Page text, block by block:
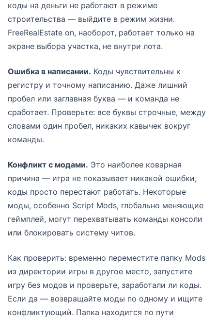
коды на деньги не работают в режиме
строительства — выйдите в режим жизни.
FreeRealEstate on, наоборот, работает только на
экране выбора участка, не внутри лота.
Ошибка в написании. Коды чувствительны к
регистру и точному написанию. Даже лишний
пробел или заглавная буква — и команда не
сработает. Проверьте: все буквы строчные, между
словами один пробел, никаких кавычек вокруг
команды.
Конфликт с модами. Это наиболее коварная
причина — игра не показывает никакой ошибки,
коды просто перестают работать. Некоторые
моды, особенно Script Mods, глобально меняющие
геймплей, могут перехватывать команды консоли
или блокировать систему читов.
Как проверить: временно переместите папку Mods
из директории игры в другое место, запустите
игру без модов и проверьте, заработали ли коды.
Если да — возвращайте моды по одному и ищите
конфликтующий. Папка находится по пути